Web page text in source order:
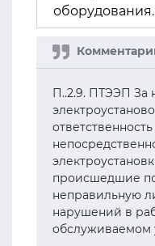
оборудования.
П..2.9. ПТЭЭП За
происшедшие
неправильную
нарушений в
обслуживаемом